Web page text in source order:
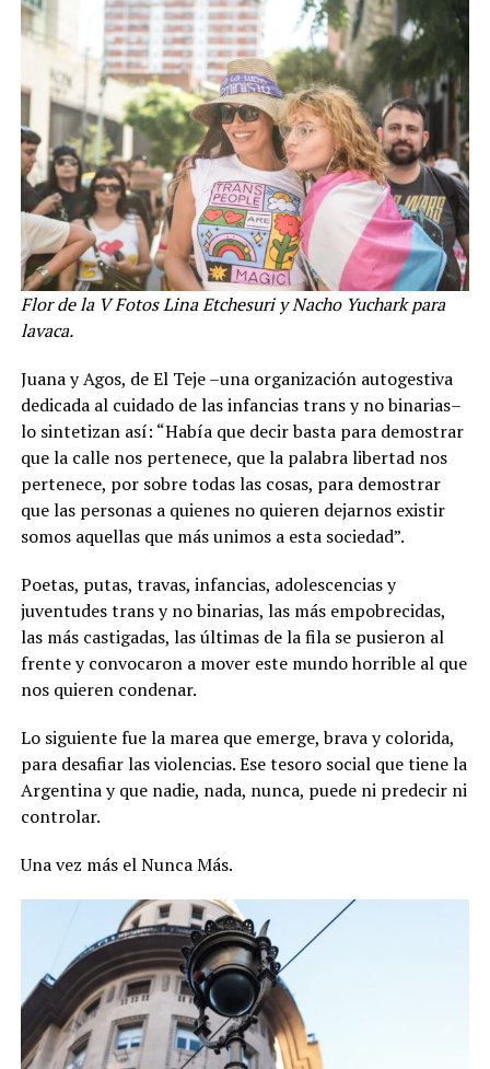
Flor de la VFotos Lina Etchesuri y Nacho Yuchark para
lavaca.
Juana y Agos, de El Teje –una organización autogestiva
dedicada al cuidado de las infancias trans y no binarias–
lo sintetizan así: “Había que decir basta para demostrar
que la calle nos pertenece, que la palabra libertad nos
pertenece, por sobre todas las cosas, para demostrar
que las personas a quienes no quieren dejarnos existir
somos aquellas que más unimos a esta sociedad”.
Poetas, putas, travas, infancias, adolescencias y
juventudes trans y no binarias, las más empobrecidas,
las más castigadas, las últimas de la fila se pusieron al
frente y convocaron a mover este mundo horrible al que
nos quieren condenar.
Lo siguiente fue la marea que emerge, brava y colorida,
para desafiar las violencias. Ese tesoro social que tiene la
Argentina y que nadie, nada, nunca, puede ni predecir ni
controlar.
Una vez más el Nunca Más.